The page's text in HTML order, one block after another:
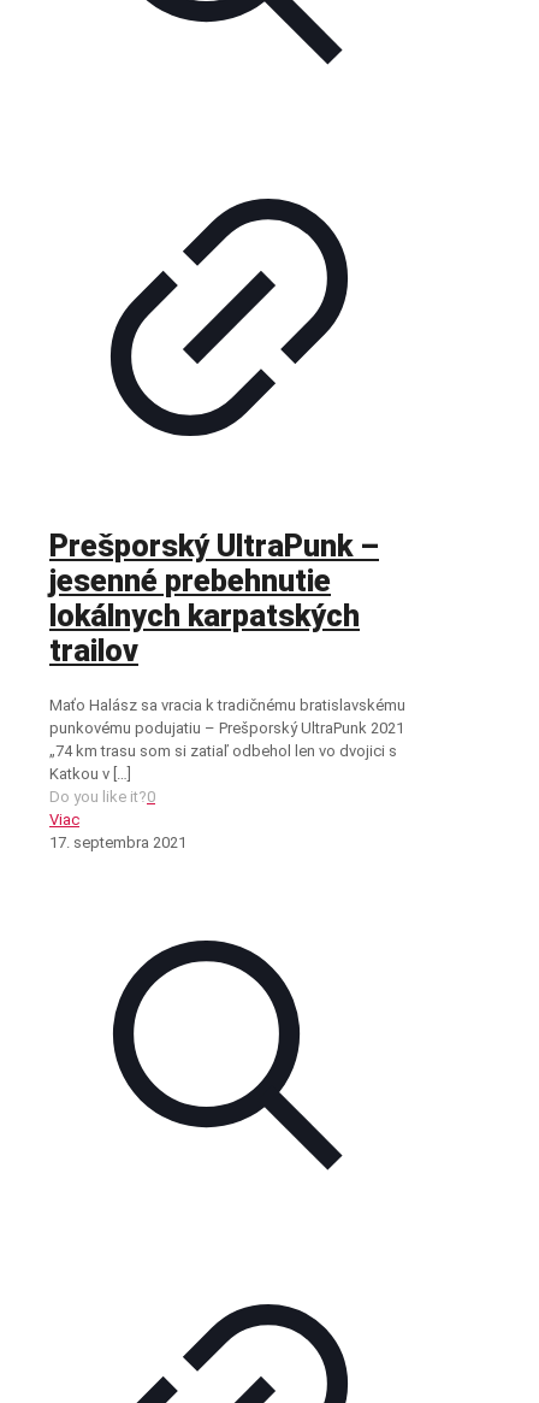
Prešporský UltraPunk –
jesenné prebehnutie
lokálnych karpatských
trailov
Maťo Halász sa vracia k tradičnému bratislavskému
punkovému podujatiu – Prešporský UltraPunk 2021
„74 km trasu som si zatiaľ odbehol len vo dvojici s
Katkou v […]
Do you like it?0
Viac
17. septembra 2021